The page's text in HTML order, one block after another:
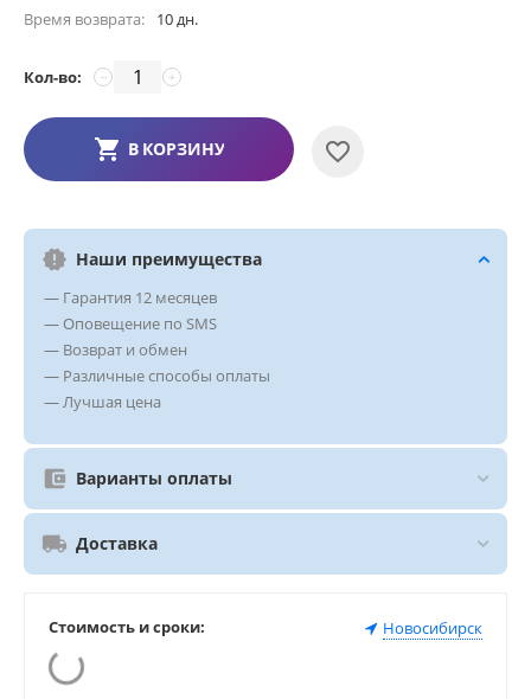
Время возврата: 10 дн.
Кол-во: +
−
В КОРЗИНУ
Наши преимущества
— Гарантия 12 месяцев
— Оповещение по SMS
— Возврат и обмен
— Различные способы оплаты
— Лучшая цена
Варианты оплаты
Доставка
Стоимость и сроки: Новосибирск